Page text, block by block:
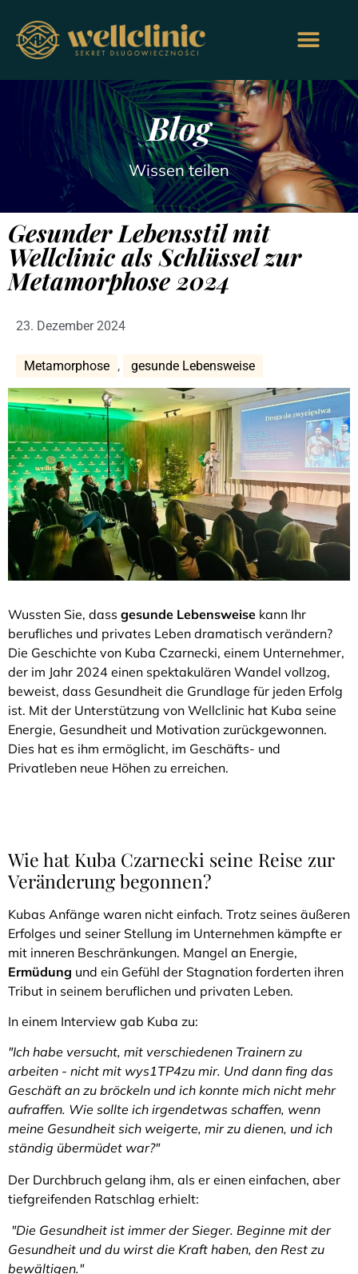
Blog
Wissen teilen
Gesunder Lebensstil mit
Wellclinic als Schlüssel zur
Metamorphose 2024
23. Dezember 2024
Metamorphose , gesunde Lebensweise
Wussten Sie, dass gesunde Lebensweise kann Ihr
berufliches und privates Leben dramatisch verändern?
Die Geschichte von Kuba Czarnecki, einem Unternehmer,
der im Jahr 2024 einen spektakulären Wandel vollzog,
beweist, dass Gesundheit die Grundlage für jeden Erfolg
ist. Mit der Unterstützung von Wellclinic hat Kuba seine
Energie, Gesundheit und Motivation zurückgewonnen.
Dies hat es ihm ermöglicht, im Geschäfts- und
Privatleben neue Höhen zu erreichen.
Wie hat Kuba Czarnecki seine Reise zur
Veränderung begonnen?
Kubas Anfänge waren nicht einfach. Trotz seines äußeren
Erfolges und seiner Stellung im Unternehmen kämpfte er
mit inneren Beschränkungen. Mangel an Energie,
Ermüdung und ein Gefühl der Stagnation forderten ihren
Tribut in seinem beruflichen und privaten Leben.
In einem Interview gab Kuba zu:
"Ich habe versucht, mit verschiedenen Trainern zu
arbeiten - nicht mit wys1TP4zu mir. Und dann fing das
Geschäft an zu bröckeln und ich konnte mich nicht mehr
aufraffen. Wie sollte ich irgendetwas schaffen, wenn
meine Gesundheit sich weigerte, mir zu dienen, und ich
ständig übermüdet war?"
Der Durchbruch gelang ihm, als er einen einfachen, aber
tiefgreifenden Ratschlag erhielt:
"Die Gesundheit ist immer der Sieger. Beginne mit der
Gesundheit und du wirst die Kraft haben, den Rest zu
bewältigen."